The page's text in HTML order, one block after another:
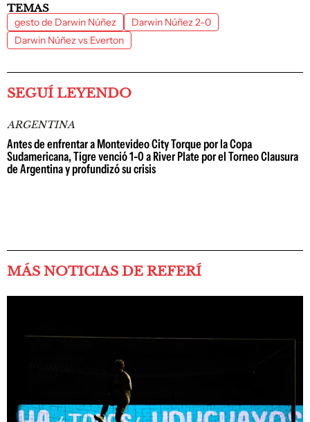
TEMAS
gesto de Darwin Núñez
Darwin Núñez 2-0
Darwin Núñez vs Everton
SEGUÍ LEYENDO
ARGENTINA
Antes de enfrentar a Montevideo City Torque por la Copa
Sudamericana, Tigre venció 1-0 a River Plate por el Torneo Clausura
de Argentina y profundizó su crisis
MÁS NOTICIAS DE REFERÍ